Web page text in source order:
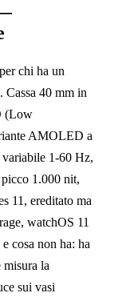
chi ha un
Cassa 40 mm in
(Low
AMOLED a
variabile 1-60 Hz,
1.000 nit,
11, ereditato ma
watchOS 11
cosa non ha: ha
la
sui vasi